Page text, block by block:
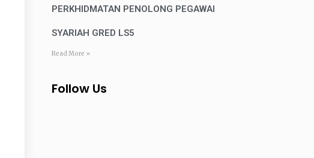
PERKHIDMATAN PENOLONG PEGAWAI
SYARIAH GRED LS5
Read More »
Follow Us